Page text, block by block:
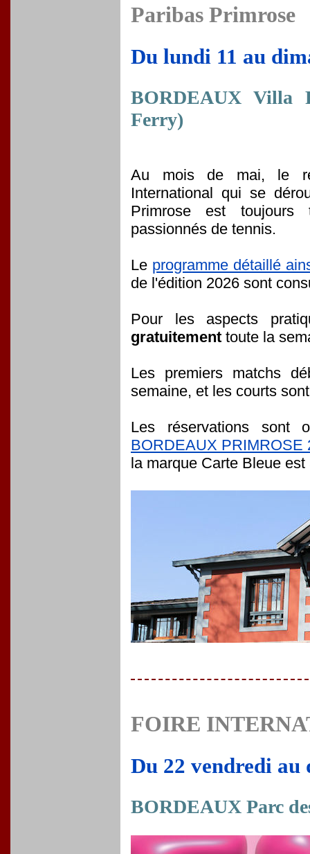
Paribas Primrose
Du lundi 11 au
BORDEAUX Villa
Ferry)
Au mois de mai, le
International qui se
Primrose est
passionnés de tennis.
Le programme détaillé
de l'édition 2026 sont
Pour les aspects
gratuitement toute la
Les premiers matchs
semaine, et les courts
Les réservations
BORDEAUX PRIMROSE
la marque Carte Bleue
FOIRE
Du 22 vendredi au
BORDEAUX Parc